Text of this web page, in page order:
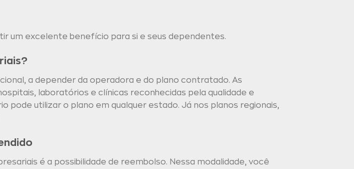
um excelente benefício para si e seus dependentes.
a depender da operadora e do plano contratado. As
laboratórios e clínicas reconhecidas pela qualidade e
pode utilizar o plano em qualquer estado. Já nos planos regionais,
é a possibilidade de reembolso. Nessa modalidade, você